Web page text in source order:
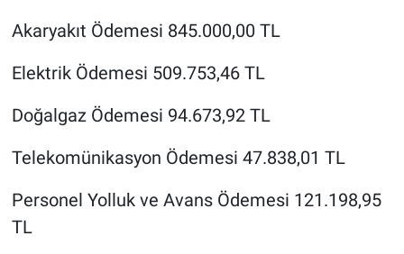
Akaryakıt Ödemesi 845.000,00 TL
Elektrik Ödemesi 509.753,46 TL
Doğalgaz Ödemesi 94.673,92 TL
Telekomünikasyon Ödemesi 47.838,01 TL
Personel Yolluk ve Avans Ödemesi 121.198,95
TL